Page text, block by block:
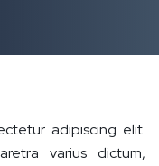
adipiscing elit.
varius dictum,